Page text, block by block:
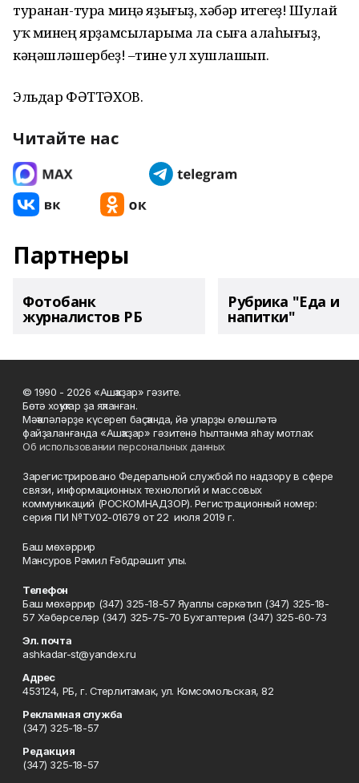
туранан-тура миңә яҙығыҙ, хәбәр итегеҙ! Шулай
уҡ минең ярҙамсыларыма ла сыға алаһығыҙ,
кәңәшләшербеҙ! –тине ул хушлашып.
Эльдар ФӘТТӘХОВ.
Читайте нас
Партнеры
Фотобанк
журналистов РБ
Рубрика "Еда и
напитки"
© 1990 - 2026 «Ашҡаҙар» гәзите.
Бөтә хоҡуҡтар ҙа яҡланған.
Мәҡәләләрҙе күсереп баҫҡанда, йә уларҙы өлөшләтә
файҙаланғанда «Ашҡаҙар» гәзитенә һылтанма яһау мотлаҡ.
Об использовании персональных данных
Зарегистрировано Федеральной службой по надзору в сфере
связи, информационных технологий и массовых
коммуникаций (РОСКОМНАДЗОР). Регистрационный номер:
серия ПИ №ТУ02-01679 от 22 июля 2019 г.
Баш мөхәррир
Мансуров Рәмил Ғәбдрәшит улы.
Телефон
Баш мөхәррир (347) 325-18-57 Яуаплы сәркәтип (347) 325-18-
57 Хәбәрселәр (347) 325-75-70 Бухгалтерия (347) 325-60-73
Эл. почта
ashkadar-st@yandex.ru
Адрес
453124, РБ, г. Стерлитамак, ул. Комсомольская, 82
Рекламная служба
(347) 325-18-57
Редакция
(347) 325-18-57